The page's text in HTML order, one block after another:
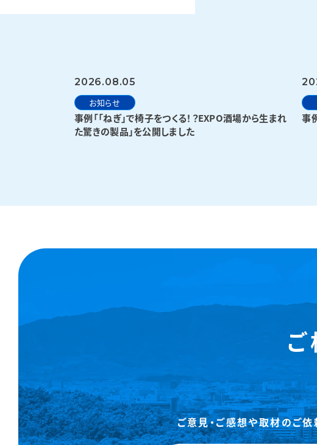
2026.08.05
お知らせ
事例「「ねぎ」で椅子をつくる！？EXPO酒場から生まれ
た驚きの製品」を公開しました
事
ご意見・ご感想や取材のご